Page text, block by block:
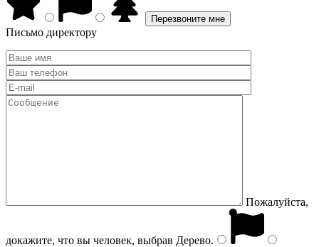
Письмо директору
Пожалуйста,
докажите, что вы человек, выбрав Дерево.